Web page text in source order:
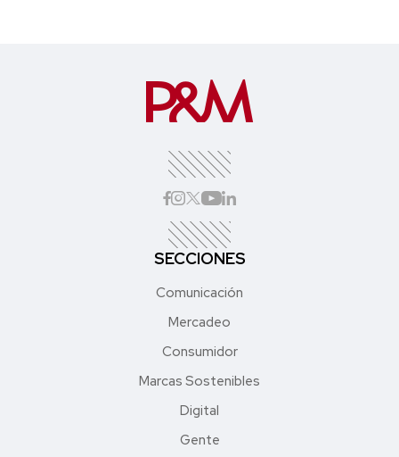
SECCIONES
Comunicación
Mercadeo
Consumidor
Marcas Sostenibles
Digital
Gente